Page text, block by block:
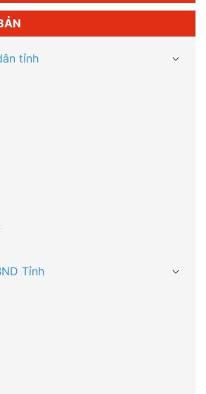
tỉnh
Tỉnh